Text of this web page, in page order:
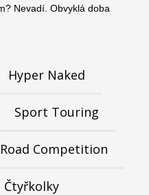
Nevadí. Obvyklá doba
Hyper Naked
Sport Touring
Competition
Čtyřkolky